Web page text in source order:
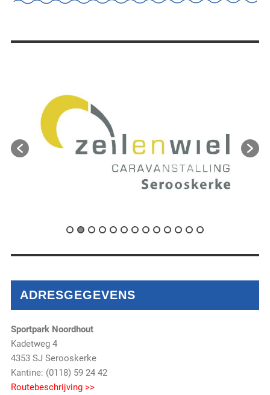
ADRESGEGEVENS
Sportpark Noordhout
Kadetweg 4
4353 SJ Serooskerke
Kantine: (0118) 59 24 42
Routebeschrijving >>